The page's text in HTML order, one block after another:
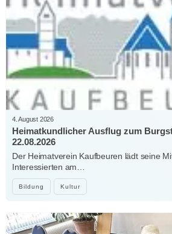
Bildung Kultur
4. August 2026
Heimatkundlicher Ausflug zum
22.08.2026
Der Heimatverein Kaufbeuren lädt seine
Interessierten am…